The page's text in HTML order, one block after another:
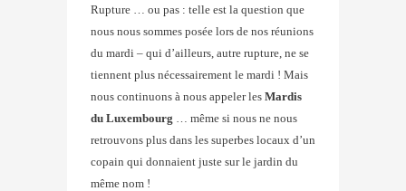
Rupture … ou pas : telle est la question que
nous nous sommes posée lors de nos réunions
du mardi – qui d’ailleurs, autre rupture, ne se
tiennent plus nécessairement le mardi ! Mais
nous continuons à nous appeler les Mardis
du Luxembourg … même si nous ne nous
retrouvons plus dans les superbes locaux d’un
copain qui donnaient juste sur le jardin du
même nom !